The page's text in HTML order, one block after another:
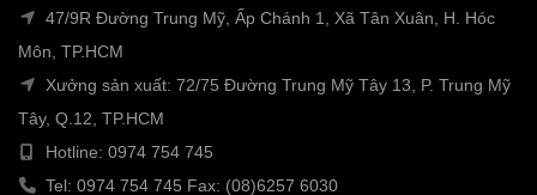
47/9R Đường Trung Mỹ, Ấp Chánh 1, Xã Tân Xuân, H. Hóc
Môn, TP.HCM
Xưởng sản xuất: 72/75 Đường Trung Mỹ Tây 13, P. Trung Mỹ
Tây, Q.12, TP.HCM
Hotline: 0974 754 745
Tel: 0974 754 745 Fax: (08)6257 6030